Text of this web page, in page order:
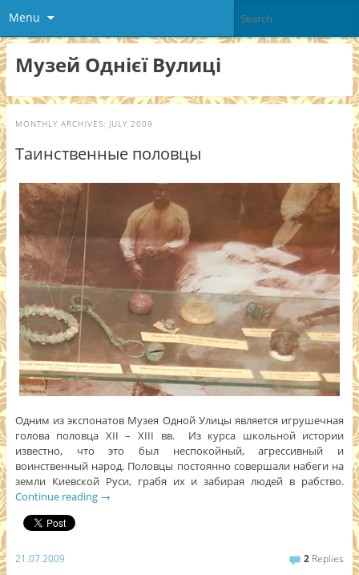
Menu
Музей Однієї Вулиці
MONTHLY ARCHIVES: JULY 2009
Таинственные половцы
Одним из экспонатов Музея Одной Улицы является игрушечная
голова половца ХІІ – ХІІІ вв. Из курса школьной истории
известно, что это был неспокойный, агрессивный и
воинственный народ. Половцы постоянно совершали набеги на
земли Киевской Руси, грабя их и забирая людей в рабство.
Continue reading →
21.07.2009 2 Replies